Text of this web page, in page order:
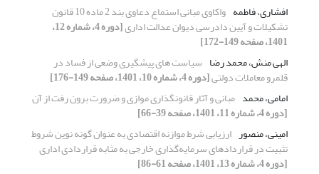
افشاری، فاطمه
واکاوی مبانی استماع دعاوی بند 2 ماده 10 قانون
تشکیلات و آیین دادرسی دیوان عدالت اداری [دوره 4، شماره 12،
1401، صفحه 149-172]
الهی منش، محمد رضا سیاست های پیشگیری وضعی از فساد در
قلمرو معاملات دولتی[دوره 4، شماره 10، 1401، صفحه 149-176]
امامی، محمد مبانی و آثار قانونگذاری موازی و ضرورت برون رفت از آن
[دوره 4، شماره 11، 1401، صفحه 39-66]
امینی، منصور ارزیابی شرط موازنه اقتصادی به عنوان گونه نوین شروط
تثبیت در قراردادهای سرمایه‌گذاری خارجی به مثابه قراردادی اداری
[دوره 4، شماره 13، 1401، صفحه 61-86]